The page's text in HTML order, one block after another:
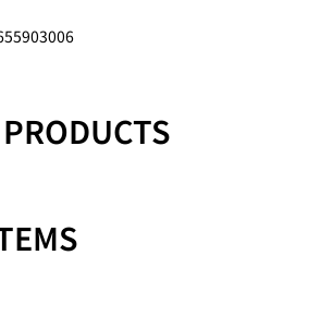
ザ ローリングストーンズ】
アン・ジョーンズ（G）、ビル・ワイマン
ワッツ(Ds）。 その後、メンバーの変動が
ックの代名詞的な存在である。また、バ
る「リップス＆タン」通称ベロマークに